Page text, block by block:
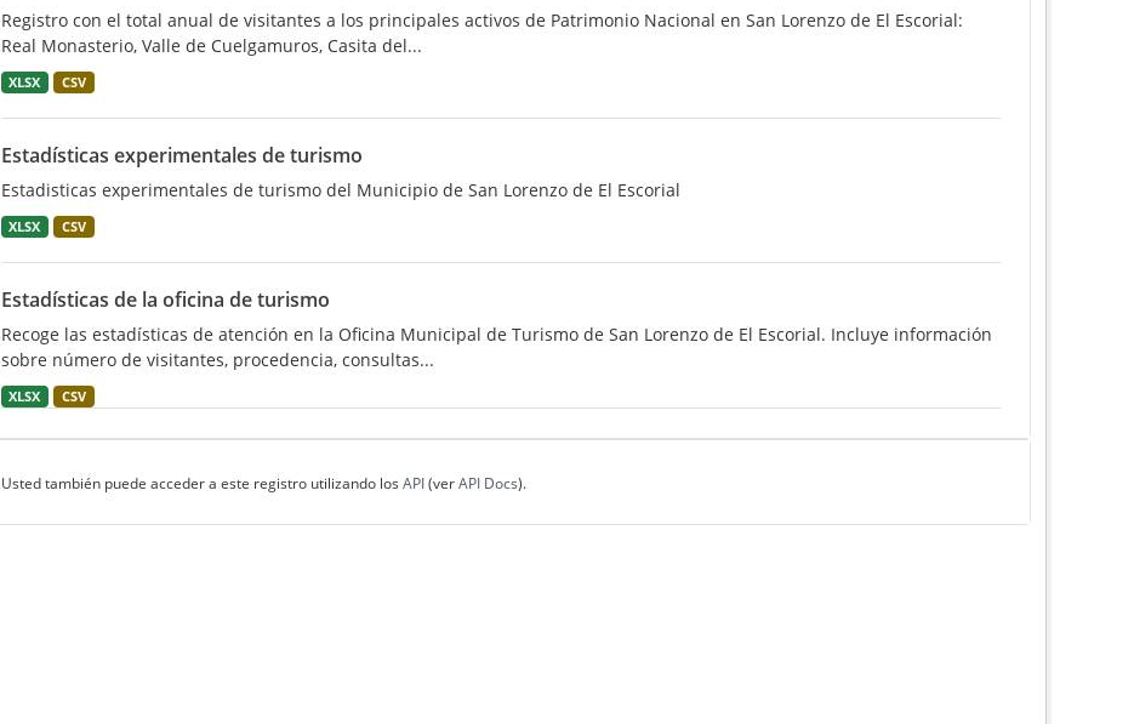
Registro con el total anual de visitantes a los principales activos de Patrimonio Nacional en San Lorenzo de El Escorial:
Real Monasterio, Valle de Cuelgamuros, Casita del...
XLSX CSV
Estadísticas experimentales de turismo
Estadisticas experimentales de turismo del Municipio de San Lorenzo de El Escorial
XLSX CSV
Estadísticas de la oficina de turismo
Recoge las estadísticas de atención en la Oficina Municipal de Turismo de San Lorenzo de El Escorial. Incluye información
sobre número de visitantes, procedencia, consultas...
XLSX CSV
Usted también puede acceder a este registro utilizando los API(verAPI Docs).